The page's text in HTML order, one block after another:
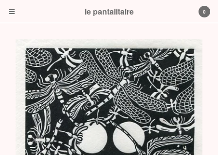
Cart $ 0.00
0
Products
Prints
0
le pantalitaire